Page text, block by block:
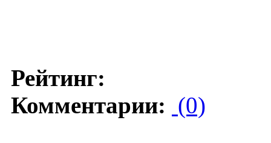
Рейтинг:
Комментарии: (0)